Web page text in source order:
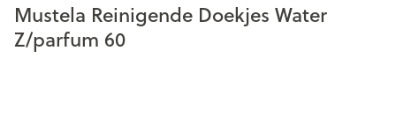
Mustela Reinigende Doekjes Water
Z/parfum 60